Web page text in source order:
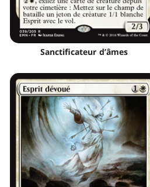
Sanctificateur d’âmes